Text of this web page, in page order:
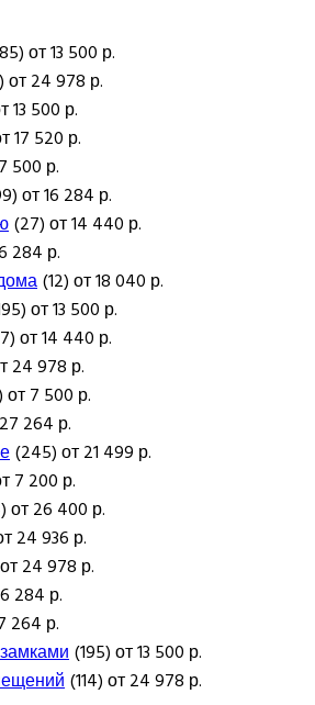
от 13 500 р.
от 24 978 р.
13 500 р.
17 520 р.
500 р.
от 16 284 р.
(27) от 14 440 р.
284 р.
(12) от 18 040 р.
от 13 500 р.
от 14 440 р.
24 978 р.
от 7 500 р.
264 р.
(245) от 21 499 р.
7 200 р.
от 26 400 р.
24 936 р.
24 978 р.
284 р.
264 р.
(195) от 13 500 р.
(114) от 24 978 р.